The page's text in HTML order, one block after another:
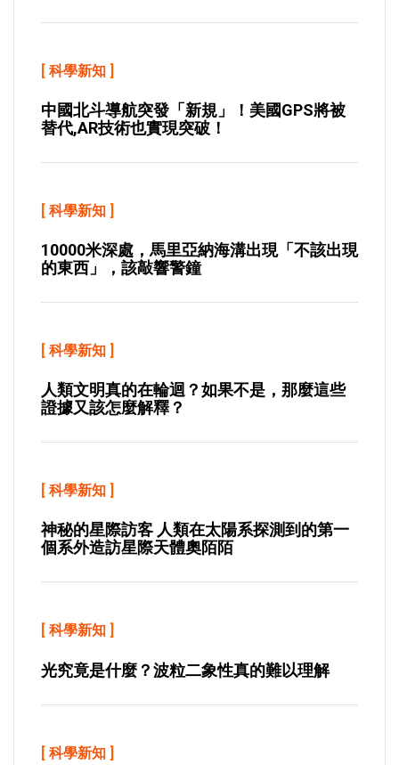
[ 科學新知 ]
中國北斗導航突發「新規」！美國GPS將被
替代,AR技術也實現突破！
[ 科學新知 ]
10000米深處，馬里亞納海溝出現「不該出現
的東西」，該敲響警鐘
[ 科學新知 ]
人類文明真的在輪迴？如果不是，那麼這些
證據又該怎麼解釋？
[ 科學新知 ]
神秘的星際訪客 人類在太陽系探測到的第一
個系外造訪星際天體奧陌陌
[ 科學新知 ]
光究竟是什麼？波粒二象性真的難以理解
[ 科學新知 ]